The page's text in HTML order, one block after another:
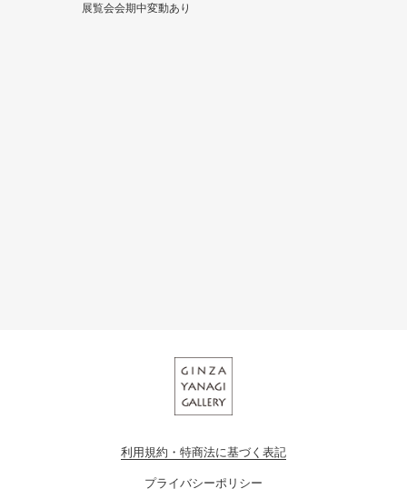
展覧会会期中変動あり
利用規約・特商法に基づく表記
プライバシーポリシー